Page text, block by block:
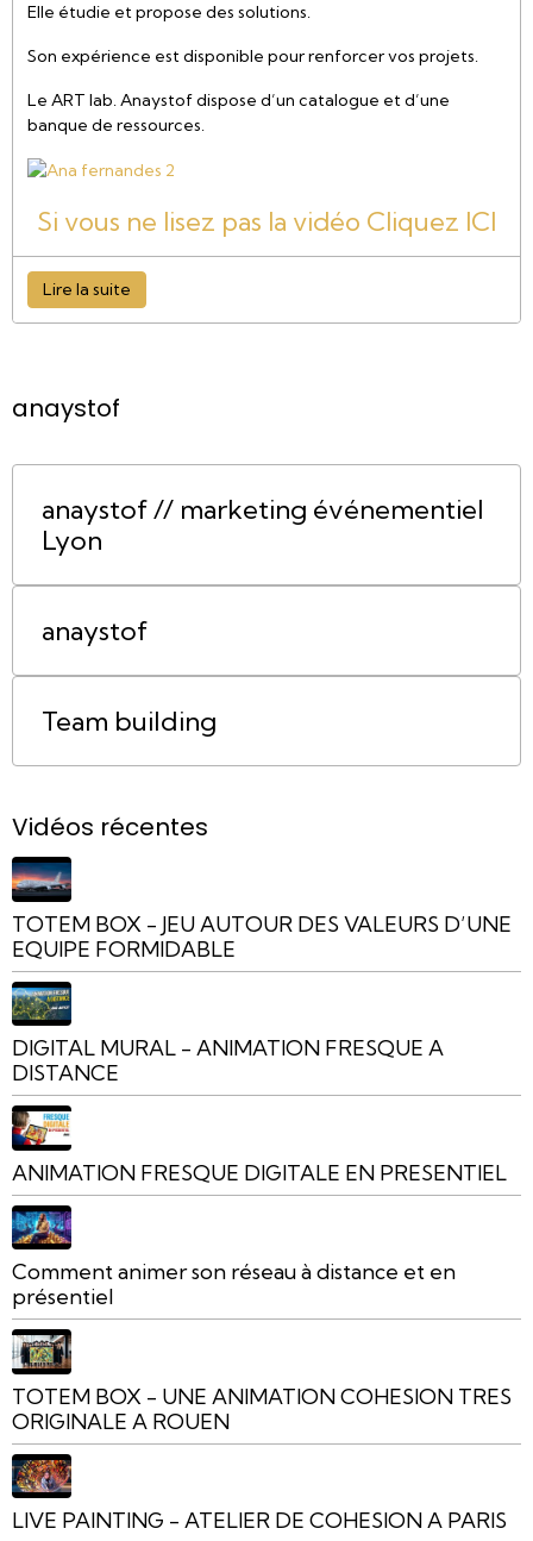
Elle étudie et propose des solutions.
Son expérience est disponible pour renforcer vos projets.
Le ART lab. Anaystof dispose d’un catalogue et d’une
banque de ressources.
Si vous ne lisez pas la vidéo Cliquez ICI
Lire la suite
anaystof
anaystof // marketing événementiel
Lyon
anaystof
Team building
Vidéos récentes
TOTEM BOX - JEU AUTOUR DES VALEURS D’UNE
EQUIPE FORMIDABLE
DIGITAL MURAL - ANIMATION FRESQUE A
DISTANCE
ANIMATION FRESQUE DIGITALE EN PRESENTIEL
Comment animer son réseau à distance et en
présentiel
TOTEM BOX - UNE ANIMATION COHESION TRES
ORIGINALE A ROUEN
LIVE PAINTING - ATELIER DE COHESION A PARIS